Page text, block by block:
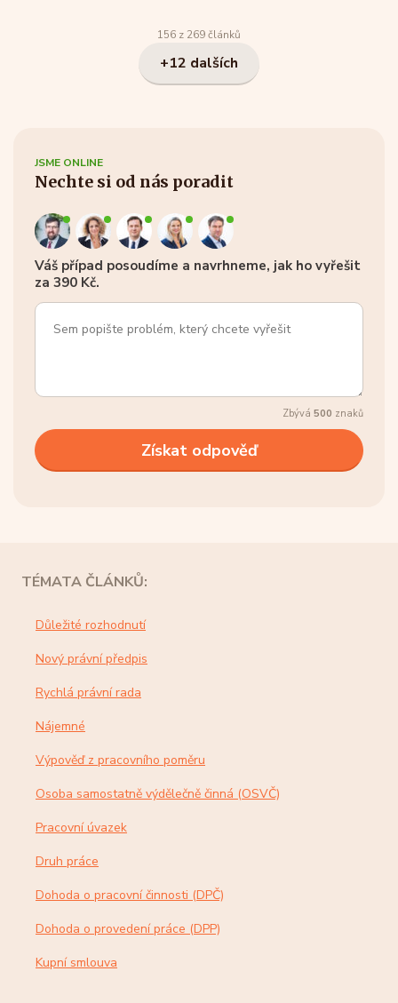
156 z 269 článků
+12 dalších
JSME ONLINE
Nechte si od nás poradit
Váš případ posoudíme a navrhneme, jak ho vyřešit
za 390 Kč.
Zbývá 500 znaků
TÉMATA ČLÁNKŮ:
Důležité rozhodnutí
Nový právní předpis
Rychlá právní rada
Nájemné
Výpověď z pracovního poměru
Osoba samostatně výdělečně činná (OSVČ)
Pracovní úvazek
Druh práce
Dohoda o pracovní činnosti (DPČ)
Dohoda o provedení práce (DPP)
Kupní smlouva